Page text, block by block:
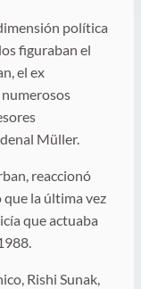
política
figuraban el
el ex
Müller.
reaccionó
la última vez
que actuaba
Rishi Sunak,